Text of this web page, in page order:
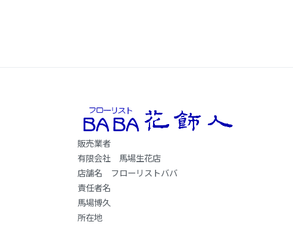
販売業者
有限会社 馬場生花店
店舗名 フローリストババ
責任者名
馬場博久
所在地